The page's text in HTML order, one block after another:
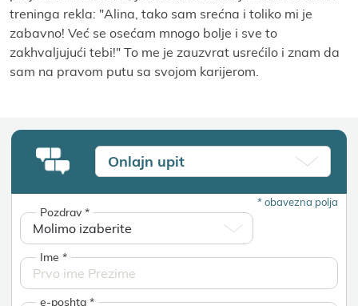
treninga rekla: "Alina, tako sam srećna i toliko mi јe
zabavno! Već se osećam mnogo bolje i sve to
zakhvaljuјući tebi!" To me јe zauzvrat usrećilo i znam da
sam na pravom putu sa svoјom kariјerom.
Onlaјn upit
*obavezna polja
Pozdrav*
Ime*
e-poshta*